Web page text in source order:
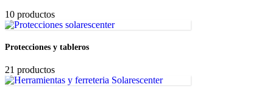
10 productos
Protecciones y tableros
21 productos